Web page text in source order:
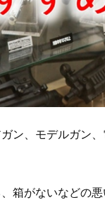
ン、モデルガン、
箱がないなどの